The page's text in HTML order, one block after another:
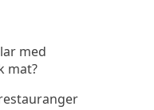
med
mat?